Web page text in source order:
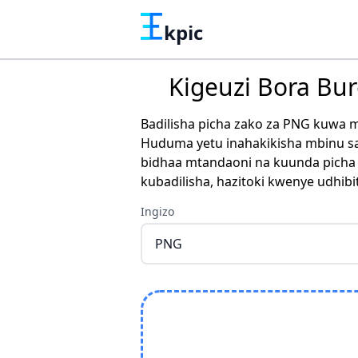
kpic
Kigeuzi Bora
Badilisha picha zako za PNG
Huduma yetu inahakikisha mbinu
bidhaa mtandaoni na kuunda
kubadilisha, hazitoki kwenye
Ingizo
PNG